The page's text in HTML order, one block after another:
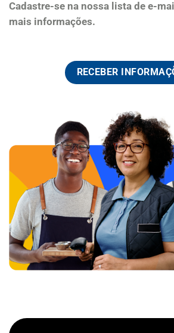
Cadastre-se na nossa lista de e-
mais informações.
RECEBER